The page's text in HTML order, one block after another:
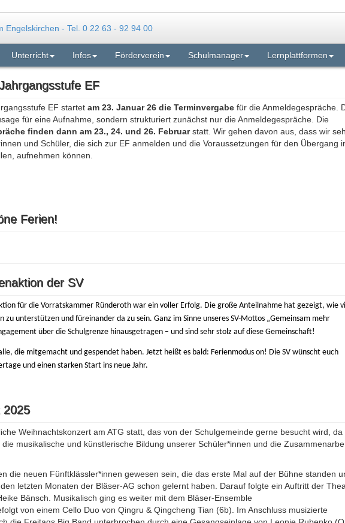
Unterricht Infos Förderverein Schulmanager Lernplattformen
EF
EF startet am 23. Januar 26 die Terminvergabe für die Anmeldegespräche.
für eine Aufnahme, sondern strukturiert zunächst nur die Anmeldegespräche. Die
finden dann am 23., 24. und 26. Februarstatt. Wir gehen davon aus, dass wir
und Schüler, die sich zur EF anmelden und die Voraussetzungen für den Übergang
aufnehmen können.
Ferien!
der SV
für die Vorratskammer Ründeroth war ein voller Erfolg. Die große Anteilnahme hat gezeigt, wie
zu unterstützen und füreinander da zu sein. Ganz im Sinne unseres SV-Mottos „Gemeinsam mehr
über die Schulgrenze hinausgetragen – und sind sehr stolz auf diese Gemeinschaft!
die mitgemacht und gespendet haben. Jetzt heißt es bald: Ferienmodus on! Die SV wünscht euch
und einen starken Start ins neue Jahr.
2025
Weihnachtskonzert am ATG statt, das von der Schulgemeinde gerne besucht wird, da
musikalische und künstlerische Bildung unserer Schüler*innen und die
die neuen Fünftklässler*innen gewesen sein, die das erste Mal auf der Bühne standen
letzten Monaten der Bläser-AG schon gelernt haben. Darauf folgte ein Auftritt der
Bänsch. Musikalisch ging es weiter mit dem Bläser-Ensemble
von einem Cello Duo von Qingru & Qingcheng Tian (6b). Im Anschluss musizierte